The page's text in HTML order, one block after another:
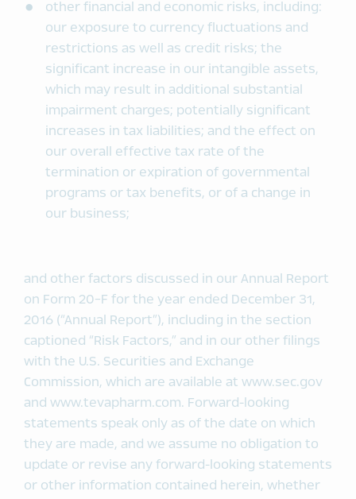
other financial and economic risks, including:
our exposure to currency fluctuations and
restrictions as well as credit risks; the
significant increase in our intangible assets,
which may result in additional substantial
impairment charges; potentially significant
increases in tax liabilities; and the effect on
our overall effective tax rate of the
termination or expiration of governmental
programs or tax benefits, or of a change in
our business;
and other factors discussed in our Annual Report
on Form 20-F for the year ended December 31,
2016 (“Annual Report”), including in the section
captioned “Risk Factors,” and in our other filings
with the U.S. Securities and Exchange
Commission, which are available at www.sec.gov
and www.tevapharm.com. Forward-looking
statements speak only as of the date on which
they are made, and we assume no obligation to
update or revise any forward-looking statements
or other information contained herein, whether